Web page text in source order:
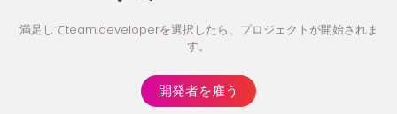
満足してteam.developerを選択したら、プロジェクトが開始されま
す。
開発者を雇う